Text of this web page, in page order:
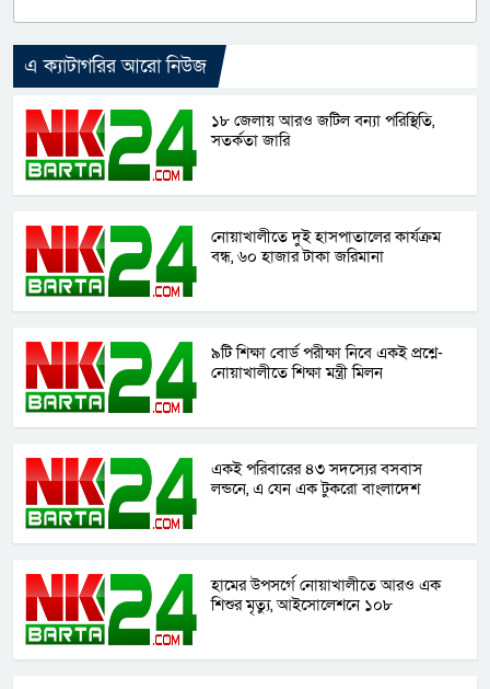
এ ক্যাটাগরির আরো নিউজ
১৮ জেলায় আরও জটিল বন্যা পরিস্থিতি,
সতর্কতা জারি
নোয়াখালীতে দুই হাসপাতালের কার্যক্রম
বন্ধ, ৬০ হাজার টাকা জরিমানা
৯টি শিক্ষা বোর্ড পরীক্ষা নিবে একই প্রশ্নে-
নোয়াখালীতে শিক্ষা মন্ত্রী মিলন
একই পরিবারের ৪৩ সদস্যের বসবাস
লন্ডনে, এ যেন এক টুকরো বাংলাদেশ
হামের উপসর্গে নোয়াখালীতে আরও এক
শিশুর মৃত্যু, আইসোলেশনে ১০৮